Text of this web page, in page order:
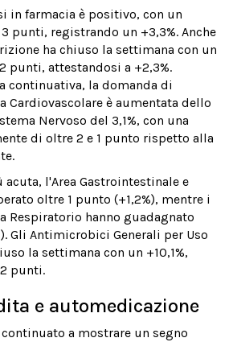
in farmacia è positivo, con un
punti, registrando un +3,3%. Anche
ha chiuso la settimana con un
punti, attestandosi a +2,3%.
continuativa, la domanda di
Cardiovascolare è aumentata dello
Nervoso del 3,1%, con una
di oltre 2 e 1 punto rispetto alla
l'Area Gastrointestinale e
oltre 1 punto (+1,2%), mentre i
Respiratorio hanno guadagnato
Gli Antimicrobici Generali per Uso
la settimana con un +10,1%,
punti.
e automedicazione
a mostrare un segno